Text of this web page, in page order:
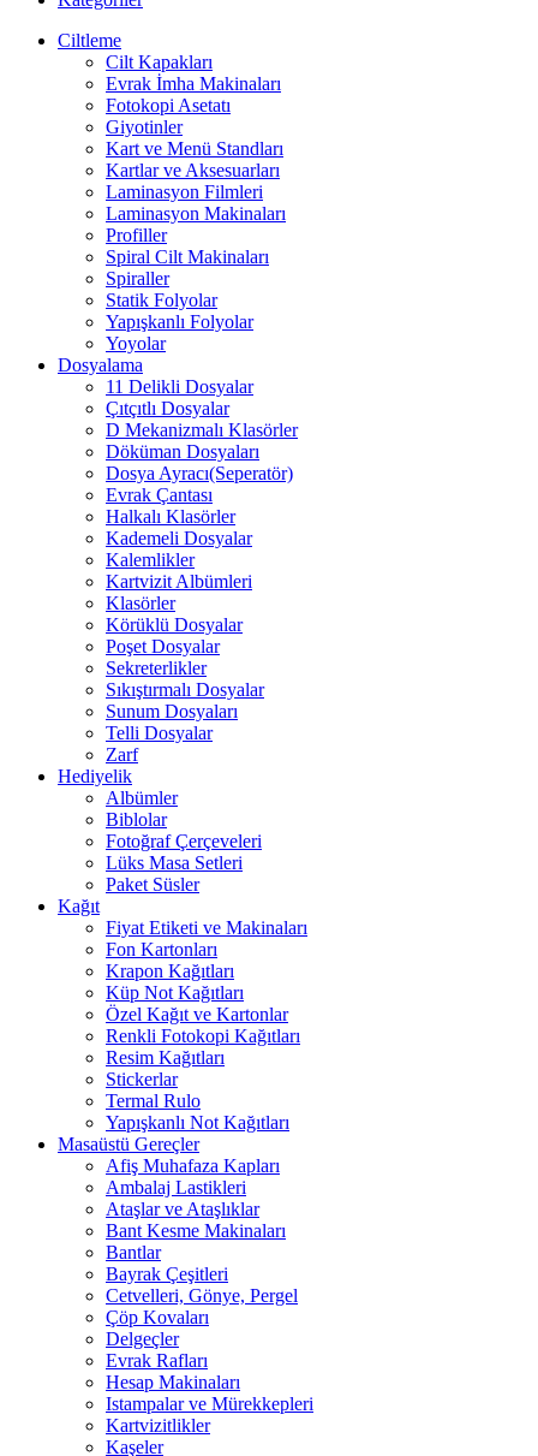
Ciltleme
Cilt Kapakları
Evrak İmha Makinaları
Fotokopi Asetatı
Giyotinler
Kart ve Menü Standları
Kartlar ve Aksesuarları
Laminasyon Filmleri
Laminasyon Makinaları
Profiller
Spiral Cilt Makinaları
Spiraller
Statik Folyolar
Yapışkanlı Folyolar
Yoyolar
Dosyalama
11 Delikli Dosyalar
Çıtçıtlı Dosyalar
D Mekanizmalı Klasörler
Döküman Dosyaları
Dosya Ayracı(Seperatör)
Evrak Çantası
Halkalı Klasörler
Kademeli Dosyalar
Kalemlikler
Kartvizit Albümleri
Klasörler
Körüklü Dosyalar
Poşet Dosyalar
Sekreterlikler
Sıkıştırmalı Dosyalar
Sunum Dosyaları
Telli Dosyalar
Zarf
Hediyelik
Albümler
Biblolar
Fotoğraf Çerçeveleri
Lüks Masa Setleri
Paket Süsler
Kağıt
Fiyat Etiketi ve Makinaları
Fon Kartonları
Krapon Kağıtları
Küp Not Kağıtları
Özel Kağıt ve Kartonlar
Renkli Fotokopi Kağıtları
Resim Kağıtları
Stickerlar
Termal Rulo
Yapışkanlı Not Kağıtları
Masaüstü Gereçler
Afiş Muhafaza Kapları
Ambalaj Lastikleri
Ataşlar ve Ataşlıklar
Bant Kesme Makinaları
Bantlar
Bayrak Çeşitleri
Cetvelleri, Gönye, Pergel
Çöp Kovaları
Delgeçler
Evrak Rafları
Hesap Makinaları
Istampalar ve Mürekkepleri
Kartvizitlikler
Kaşeler